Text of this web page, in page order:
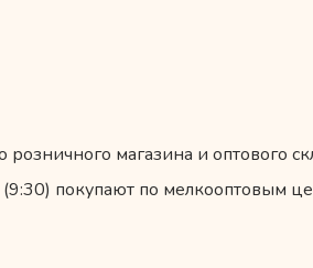
магазина и оптового
покупают по мелкооптовым